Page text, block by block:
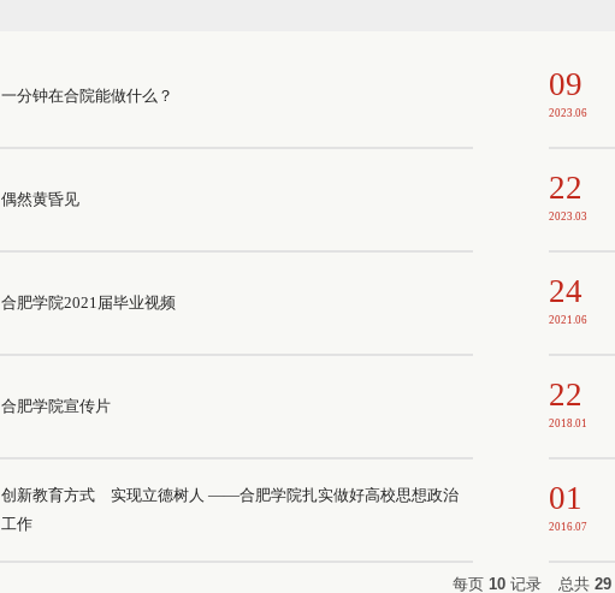
一分钟在合院能做什么？ 09
2023.06
偶然黄昏见 22
2023.03
合肥学院2021届毕业视频 24
2021.06
合肥学院宣传片 22
2018.01
创新教育方式 实现立德树人 ——合肥学院扎实做好高校思想政治
工作
01
2016.07
每页 10 记录 总共 29